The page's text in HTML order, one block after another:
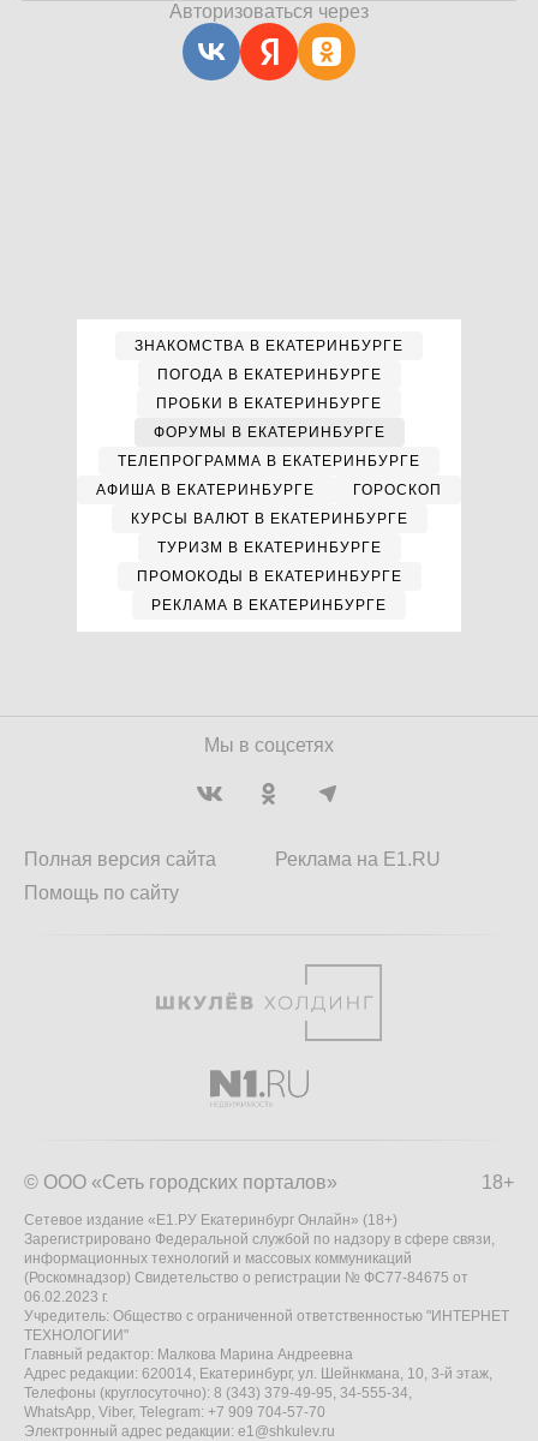
Авторизоваться через
ЗНАКОМСТВА В ЕКАТЕРИНБУРГЕ
ПОГОДА В ЕКАТЕРИНБУРГЕ
ПРОБКИ В ЕКАТЕРИНБУРГЕ
ФОРУМЫ В ЕКАТЕРИНБУРГЕ
ТЕЛЕПРОГРАММА В ЕКАТЕРИНБУРГЕ
АФИША В ЕКАТЕРИНБУРГЕ
ГОРОСКОП
КУРСЫ ВАЛЮТ В ЕКАТЕРИНБУРГЕ
ТУРИЗМ В ЕКАТЕРИНБУРГЕ
ПРОМОКОДЫ В ЕКАТЕРИНБУРГЕ
РЕКЛАМА В ЕКАТЕРИНБУРГЕ
Мы в соцсетях
Полная версия сайта
Помощь по сайту
Реклама на E1.RU
18+
© ООО «Сеть городских порталов»
Сетевое издание «Е1.РУ Екатеринбург Онлайн» (18+)
Зарегистрировано Федеральной службой по надзору в сфере связи,
информационных технологий и массовых коммуникаций
(Роскомнадзор) Свидетельство о регистрации № ФС77-84675 от
06.02.2023 г.
Учредитель: Общество с ограниченной ответственностью "ИНТЕРНЕТ
ТЕХНОЛОГИИ"
Главный редактор: Малкова Марина Андреевна
Адрес редакции: 620014, Екатеринбург, ул. Шейнкмана, 10, 3-й этаж,
Телефоны (круглосуточно): 8 (343) 379-49-95, 34-555-34,
WhatsApp, Viber, Telegram: +7 909 704-57-70
Электронный адрес редакции: e1@shkulev.ru